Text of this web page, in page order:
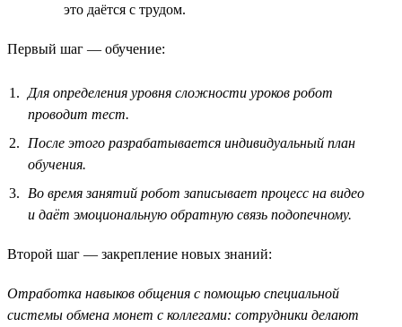
это даётся с трудом.
Первый шаг — обучение:
Для определения уровня сложности уроков робот
проводит тест.
После этого разрабатывается индивидуальный план
обучения.
Во время занятий робот записывает процесс на видео
и даёт эмоциональную обратную связь подопечному.
Второй шаг — закрепление новых знаний:
Отработка навыков общения с помощью специальной
системы обмена монет с коллегами: сотрудники делают